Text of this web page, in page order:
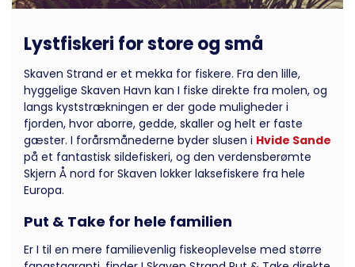
Lystfiskeri for store og små
Skaven Strand er et mekka for fiskere. Fra den lille,
hyggelige Skaven Havn kan I fiske direkte fra molen, og
langs kyststrækningen er der gode muligheder i
fjorden, hvor aborre, gedde, skaller og helt er faste
gæster. I forårsmånederne byder slusen i Hvide Sande
på et fantastisk sildefiskeri, og den verdensberømte
Skjern Å nord for Skaven lokker laksefiskere fra hele
Europa.
Put & Take for hele familien
Er I til en mere familievenlig fiskeoplevelse med større